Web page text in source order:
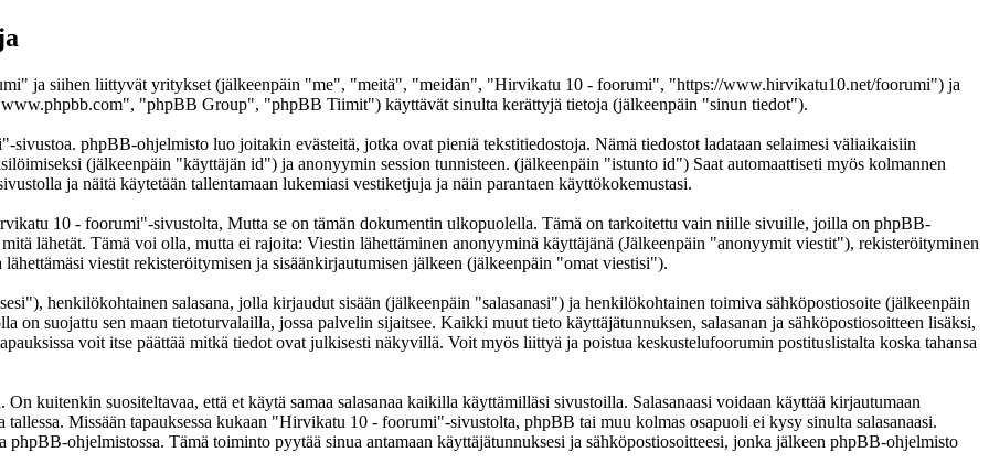
ja siihen liittyvät yritykset (jälkeenpäin "me", "meitä", "meidän", "Hirvikatu 10 - foorumi", "https://www.hirvikatu10.net/foorumi") ja
"phpBB Group", "phpBB Tiimit") käyttävät sinulta kerättyjä tietoja (jälkeenpäin "sinun tiedot").
phpBB-ohjelmisto luo joitakin evästeitä, jotka ovat pieniä tekstitiedostoja. Nämä tiedostot ladataan selaimesi väliaikaisiin
(jälkeenpäin "käyttäjän id") ja anonyymin session tunnisteen. (jälkeenpäin "istunto id") Saat automaattiseti myös kolmannen
ja näitä käytetään tallentamaan lukemiasi vestiketjuja ja näin parantaen käyttökokemustasi.
10 - foorumi"-sivustolta, Mutta se on tämän dokumentin ulkopuolella. Tämä on tarkoitettu vain niille sivuille, joilla on phpBB-
lähetät. Tämä voi olla, mutta ei rajoita: Viestin lähettäminen anonyyminä käyttäjänä (Jälkeenpäin "anonyymit viestit"), rekisteröityminen
viestit rekisteröitymisen ja sisäänkirjautumisen jälkeen (jälkeenpäin "omat viestisi").
henkilökohtainen salasana, jolla kirjaudut sisään (jälkeenpäin "salasanasi") ja henkilökohtainen toimiva sähköpostiosoite (jälkeenpäin
suojattu sen maan tietoturvalailla, jossa palvelin sijaitsee. Kaikki muut tieto käyttäjätunnuksen, salasanan ja sähköpostiosoitteen lisäksi,
voit itse päättää mitkä tiedot ovat julkisesti näkyvillä. Voit myös liittyä ja poistua keskustelufoorumin postituslistalta koska tahansa
kuitenkin suositeltavaa, että et käytä samaa salasanaa kaikilla käyttämilläsi sivustoilla. Salasanaasi voidaan käyttää kirjautumaan
Missään tapauksessa kukaan "Hirvikatu 10 - foorumi"-sivustolta, phpBB tai muu kolmas osapuoli ei kysy sinulta salasanaasi.
ohjelmistossa. Tämä toiminto pyytää sinua antamaan käyttäjätunnuksesi ja sähköpostiosoitteesi, jonka jälkeen phpBB-ohjelmisto